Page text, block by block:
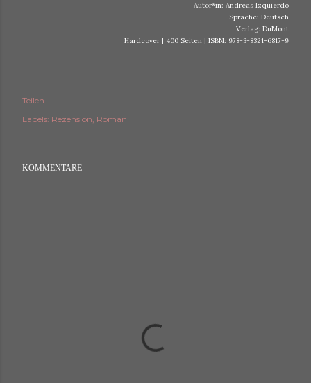
Autor*in: Andreas Izquierdo
Sprache: Deutsch
Verlag: DuMont
Hardcover | 400 Seiten | ISBN: 978-3-8321-6817-9
Teilen
Labels: Rezension Roman
KOMMENTARE